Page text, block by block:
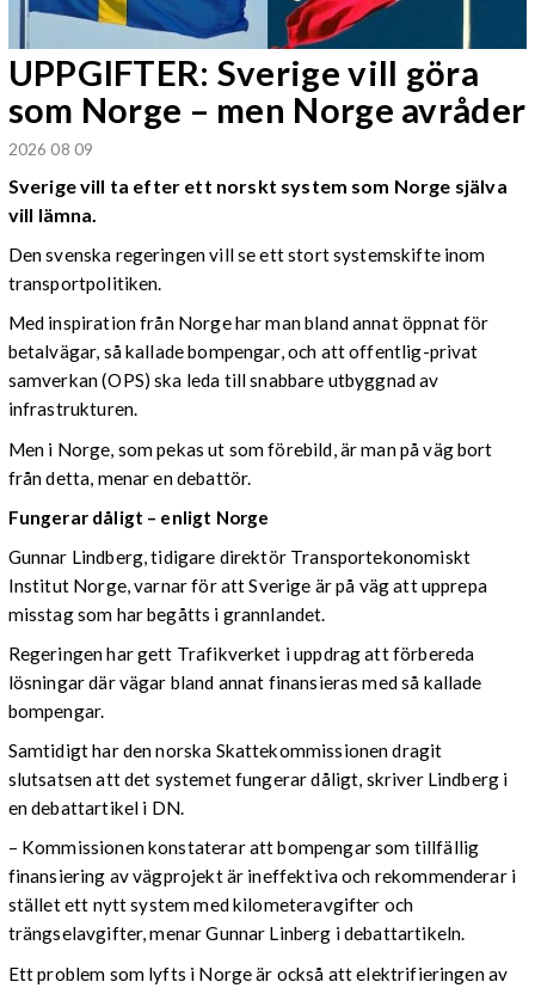
UPPGIFTER: Sverige vill göra
som Norge – men Norge avråder
2026 08 09
Sverige vill ta efter ett norskt system som Norge själva
vill lämna.
Den svenska regeringen vill se ett stort systemskifte inom
transportpolitiken.
Med inspiration från Norge har man bland annat öppnat för
betalvägar, så kallade bompengar, och att offentlig-privat
samverkan (OPS) ska leda till snabbare utbyggnad av
infrastrukturen.
Men i Norge, som pekas ut som förebild, är man på väg bort
från detta, menar en debattör.
Fungerar dåligt – enligt Norge
Gunnar Lindberg, tidigare direktör Transportekonomiskt
Institut Norge, varnar för att Sverige är på väg att upprepa
misstag som har begåtts i grannlandet.
Regeringen har gett Trafikverket i uppdrag att förbereda
lösningar där vägar bland annat finansieras med så kallade
bompengar.
Samtidigt har den norska Skattekommissionen dragit
slutsatsen att det systemet fungerar dåligt, skriver Lindberg i
en debattartikel i DN.
– Kommissionen konstaterar att bompengar som tillfällig
finansiering av vägprojekt är ineffektiva och rekommenderar i
stället ett nytt system med kilometeravgifter och
trängselavgifter, menar Gunnar Linberg i debattartikeln.
Ett problem som lyfts i Norge är också att elektrifieringen av